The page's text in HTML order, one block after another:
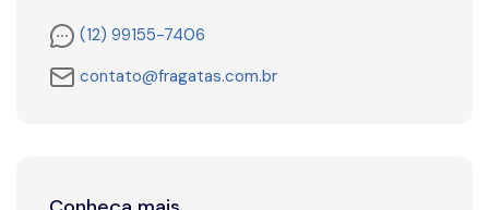
(12) 99155-7406
contato@fragatas.com.br